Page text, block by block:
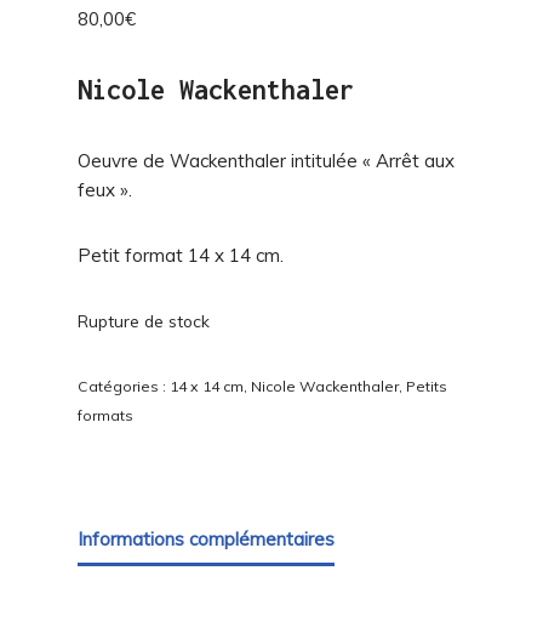
80,00€
Nicole Wackenthaler
Oeuvre de Wackenthaler intitulée « Arrêt aux
feux ».
Petit format 14 x 14 cm.
Rupture de stock
Catégories : 14 x 14 cm, Nicole Wackenthaler, Petits
formats
Informations complémentaires